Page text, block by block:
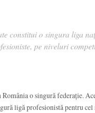
constitui o singura liga
pe niveluri
o singură federație.
ligă profesionistă pentru